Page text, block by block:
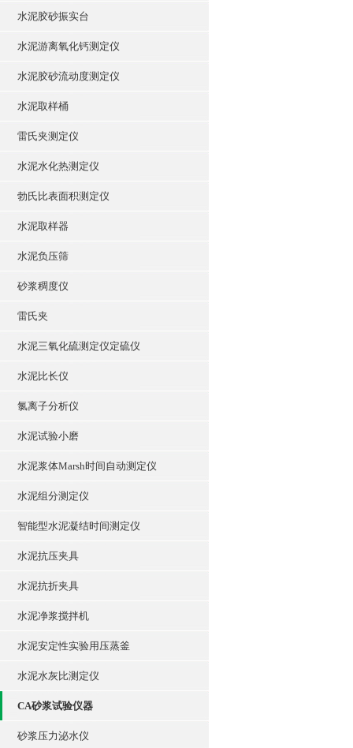
水泥胶砂振实台
水泥游离氧化钙测定仪
水泥胶砂流动度测定仪
水泥取样桶
雷氏夹测定仪
水泥水化热测定仪
勃氏比表面积测定仪
水泥取样器
水泥负压筛
砂浆稠度仪
雷氏夹
水泥三氧化硫测定仪定硫仪
水泥比长仪
氯离子分析仪
水泥试验小磨
水泥浆体Marsh时间自动测定仪
水泥组分测定仪
智能型水泥凝结时间测定仪
水泥抗压夹具
水泥抗折夹具
水泥净浆搅拌机
水泥安定性实验用压蒸釜
水泥水灰比测定仪
CA砂浆试验仪器
砂浆压力泌水仪